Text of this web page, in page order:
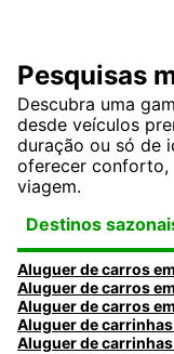
Pesquisas
Descubra uma
desde veículos
duração ou só de
oferecer conforto,
viagem.
Destinos